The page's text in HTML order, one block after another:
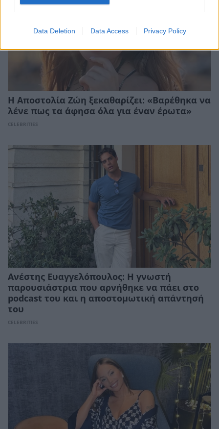
Data Deletion Data Access Privacy Policy
Η Αποστολία Ζώη ξεκαθαρίζει: «Βαρέθηκα να
λένε πως τα άφησα όλα για έναν έρωτα»
CELEBRITIES
Ανέστης Ευαγγελόπουλος: Η γνωστή
παρουσιάστρια που αρνήθηκε να πάει στο
podcast του και η αποστομωτική απάντησή
του
CELEBRITIES